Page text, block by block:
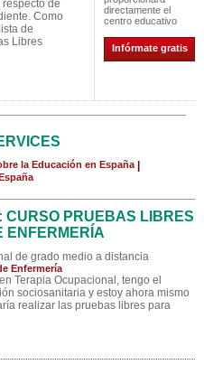
de
Como
de
Libres
directamente el
centro educativo
Infórmate gratis
la Educación en España
CURSO PRUEBAS LIBRES
ENFERMERÍA
de grado medio a distancia
Enfermería
Terapia Ocupacional, tengo el
sociosanitaria y estoy ahora mismo
realizar las pruebas libres para